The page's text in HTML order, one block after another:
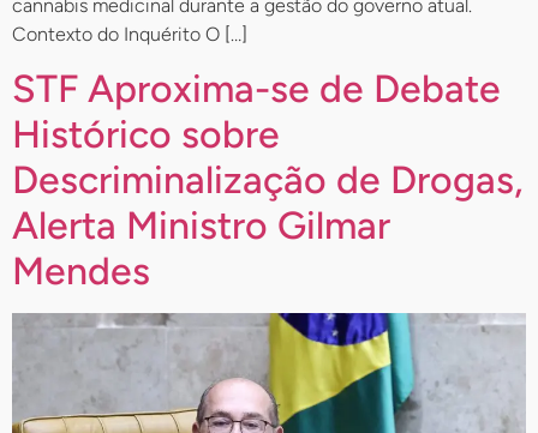
cannabis medicinal durante a gestão do governo atual.
Contexto do Inquérito O […]
STF Aproxima-se de Debate
Histórico sobre
Descriminalização de Drogas,
Alerta Ministro Gilmar
Mendes